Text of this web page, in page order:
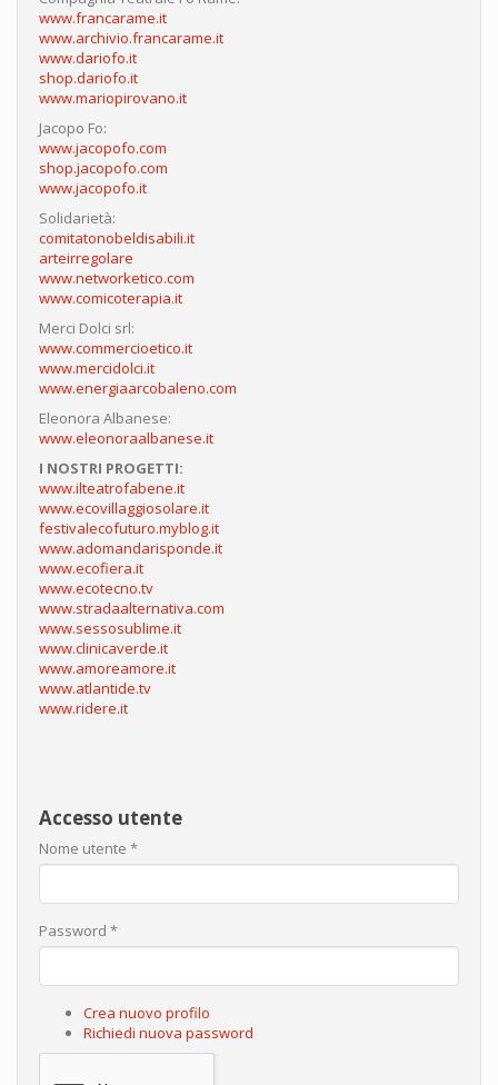
www.francarame.it
www.archivio.francarame.it
www.dariofo.it
shop.dariofo.it
www.mariopirovano.it
Jacopo Fo:
www.jacopofo.com
shop.jacopofo.com
www.jacopofo.it
Solidarietà:
comitatonobeldisabili.it
arteirregolare
www.networketico.com
www.comicoterapia.it
Merci Dolci srl:
www.commercioetico.it
www.mercidolci.it
www.energiaarcobaleno.com
Eleonora Albanese:
www.eleonoraalbanese.it
I NOSTRI PROGETTI:
www.ilteatrofabene.it
www.ecovillaggiosolare.it
festivalecofuturo.myblog.it
www.adomandarisponde.it
www.ecofiera.it
www.ecotecno.tv
www.stradaalternativa.com
www.sessosublime.it
www.clinicaverde.it
www.amoreamore.it
www.atlantide.tv
www.ridere.it
Accesso utente
Nome utente *
Password *
Crea nuovo profilo
Richiedi nuova password